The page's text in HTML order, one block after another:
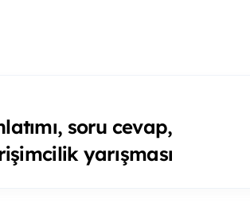
soru cevap,
yarışması